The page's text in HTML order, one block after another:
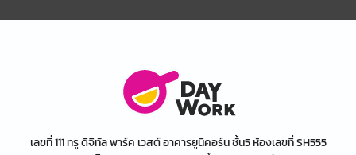
เลขที่ 111 ทรู ดิจิทัล พาร์ค เวสต์ อาคารยูนิคอร์น ชั้น5 ห้องเลขที่ SH555